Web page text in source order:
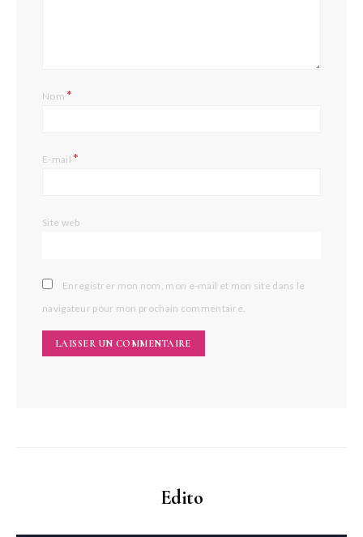
Nom*
E-mail*
Site web
Enregistrer mon nom, mon e-mail et mon site dans le
navigateur pour mon prochain commentaire.
Edito